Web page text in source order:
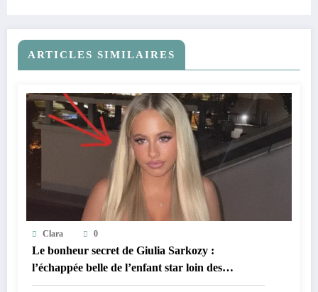
ARTICLES SIMILAIRES
Clara 0
Le bonheur secret de Giulia Sarkozy :
l’échappée belle de l’enfant star loin des
tumultes familiaux.